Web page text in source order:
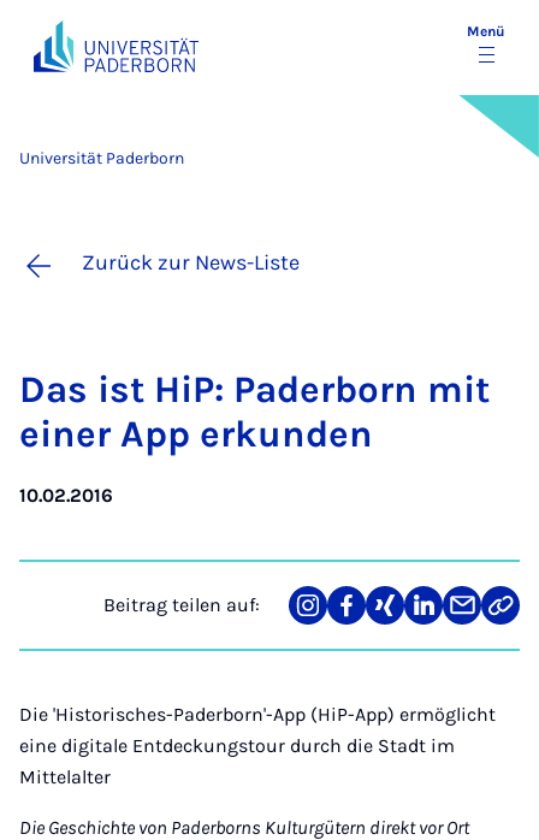
Menü
Universität Paderborn
Zurück zur News-Liste
Das ist HiP: Pa­der­born mit
ei­ner App er­kun­den
10.02.2016
Beitrag teilen auf:
Teilen
auf
Teilen
auf
Teilen
auf
Teilen
auf
Teilen
über
Mail
Link
Die 'Historisches-Paderborn'-App (HiP-App) ermöglicht
eine digitale Entdeckungstour durch die Stadt im
Mittelalter
Die Geschichte von Paderborns Kulturgütern direkt vor Ort